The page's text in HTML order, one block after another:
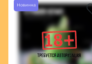
Новинка